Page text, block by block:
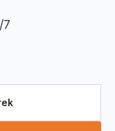
7